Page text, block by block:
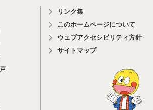
戸
リンク集
このホームページについて
ウェブアクセシビリティ方針
サイトマップ